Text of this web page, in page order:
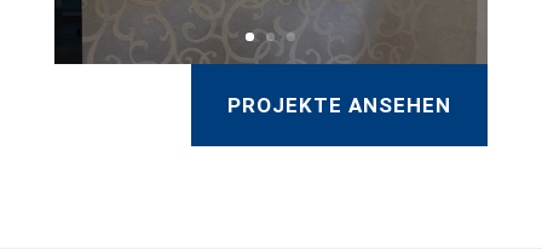
PROJEKTE ANSEHEN